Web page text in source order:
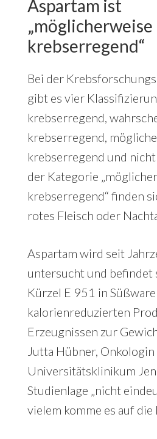
Aspartam ist
„möglicherweise
krebserregend“
Bei der
gibt es vier
krebserregend,
krebserregend,
krebserregend und
der Kategorie
krebserregend“ finden
rotes Fleisch oder
Aspartam wird seit
untersucht und befindet
Kürzel E 951 in
kalorienreduzierten
Erzeugnissen zur
Jutta Hübner, Onkologin
Universitätsklinikum
Studienlage „nicht
vielem komme es auf die